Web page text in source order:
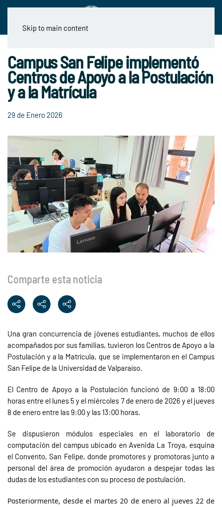
Skip to main content
Campus San Felipe implementó
Centros de Apoyo a la Postulación
y a la Matrícula
29 de Enero 2026
Comparte esta noticia
Una gran concurrencia de jóvenes estudiantes, muchos de ellos
acompañados por sus familias, tuvieron los Centros de Apoyo a la
Postulación y a la Matrícula, que se implementaron en el Campus
San Felipe de la Universidad de Valparaíso.
El Centro de Apoyo a la Postulación funcionó de 9:00 a 18:00
horas entre el lunes 5 y el miércoles 7 de enero de 2026 y el jueves
8 de enero entre las 9:00 y las 13:00 horas.
Se dispusieron módulos especiales en el laboratorio de
computación del campus ubicado en Avenida La Troya, esquina
el Convento, San Felipe, donde promotores y promotoras junto a
personal del área de promoción ayudaron a despejar todas las
dudas de los estudiantes con su proceso de postulación.
Posteriormente, desde el martes 20 de enero al jueves 22 de